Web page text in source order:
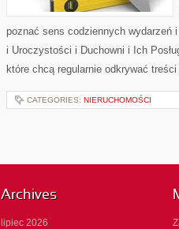
poznać sens codziennych wydarzeń
i Uroczystości i Duchowni i Ich
które chcą regularnie odkrywać
CATEGORIES: NIERUCHOMOŚCI
Archives
lipiec 2026